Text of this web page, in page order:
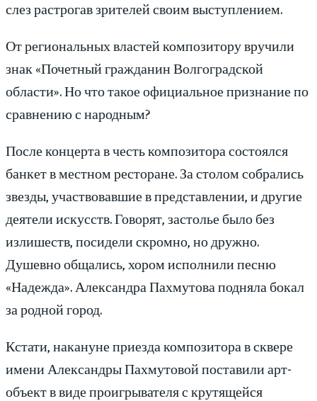
слез растрогав зрителей своим выступлением.
От региональных властей композитору вручили
знак «Почетный гражданин Волгоградской
области». Но что такое официальное признание по
сравнению с народным?
После концерта в честь композитора состоялся
банкет в местном ресторане. За столом собрались
звезды, участвовавшие в представлении, и другие
деятели искусств. Говорят, застолье было без
излишеств, посидели скромно, но дружно.
Душевно общались, хором исполнили песню
«Надежда». Александра Пахмутова подняла бокал
за родной город.
Кстати, накануне приезда композитора в сквере
имени Александры Пахмутовой поставили арт-
объект в виде проигрывателя с крутящейся